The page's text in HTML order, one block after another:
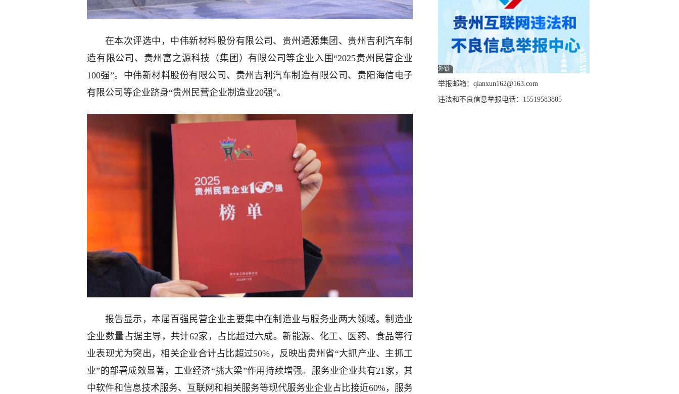
在本次评选中，中伟新材料股份有限公司、贵州通源集团、贵州吉利汽车制
造有限公司、贵州富之源科技（集团）有限公司等企业入围“2025贵州民营企业
100强”。中伟新材料股份有限公司、贵州吉利汽车制造有限公司、贵阳海信电子
有限公司等企业跻身“贵州民营企业制造业20强”。
报告显示，本届百强民营企业主要集中在制造业与服务业两大领域。制造业
企业数量占据主导，共计62家，占比超过六成。新能源、化工、医药、食品等行
业表现尤为突出，相关企业合计占比超过50%，反映出贵州省“大抓产业、主抓工
业”的部署成效显著，工业经济“挑大梁”作用持续增强。服务业企业共有21家，其
中软件和信息技术服务、互联网和相关服务等现代服务业企业占比接近60%，服务
外链
举报邮箱：qianxun162@163.com
违法和不良信息举报电话：15519583885